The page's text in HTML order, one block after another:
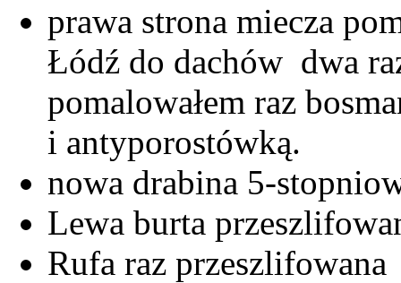
prawa strona miecza
Łódź do dachów dwa
pomalowałem raz
i antyporostówką.
nowa drabina 5-
Lewa burta
Rufa raz